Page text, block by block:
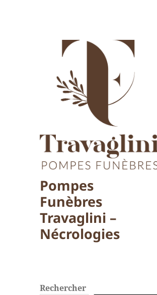
Pompes
Funèbres
Travaglini –
Nécrologies
Rechercher